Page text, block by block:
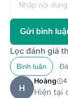
Gửi bình
Lọc đánh giá
Bình luận
H
Hoàng 4
Hiện tại